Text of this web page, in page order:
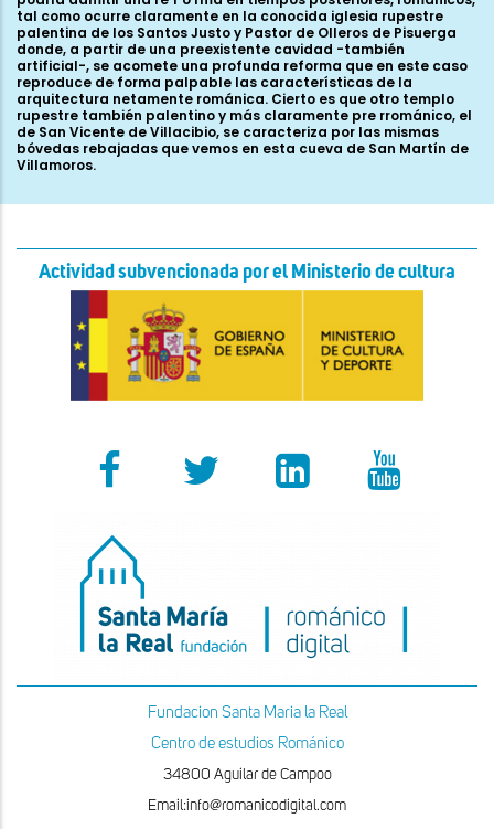
tal como ocurre claramente en la conocida iglesia rupestre
palentina de los Santos Justo y Pastor de Olleros de Pisuerga
donde, a partir de una preexistente cavidad -también
artificial-, se acomete una profunda reforma que en este caso
reproduce de forma palpable las características de la
arquitectura netamente románica. Cierto es que otro templo
rupestre también palentino y más claramente pre rrománico, el
de San Vicente de Villacibio, se caracteriza por las mismas
bóvedas rebajadas que vemos en esta cueva de San Martín de
Villamoros.
Actividad subvencionada por el Ministerio de cultura
Fundacion Santa Maria la Real
Centro de estudios Románico
34800 Aguilar de Campoo
Email:info@romanicodigital.com